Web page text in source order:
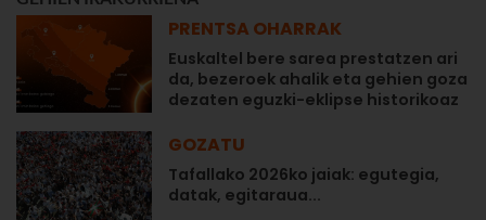
PRENTSA OHARRAK
Euskaltel bere sarea prestatzen ari
da, bezeroek ahalik eta gehien goza
dezaten eguzki-eklipse historikoaz
GOZATU
Tafallako 2026ko jaiak: egutegia,
datak, egitaraua...